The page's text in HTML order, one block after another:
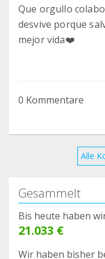
Que orgullo
desvive porque
mejor vida❤️
0 Kommentare
Alle
Gesammelt
Bis heute haben
21.033 €
Wir haben bisher